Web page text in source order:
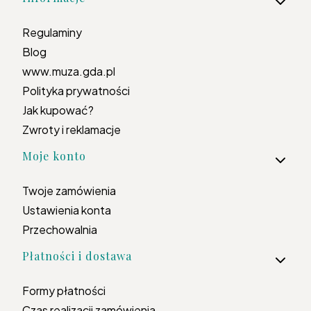
Regulaminy
Blog
www.muza.gda.pl
Polityka prywatności
Jak kupować?
Zwroty i reklamacje
Moje konto
Twoje zamówienia
Ustawienia konta
Przechowalnia
Płatności i dostawa
Formy płatności